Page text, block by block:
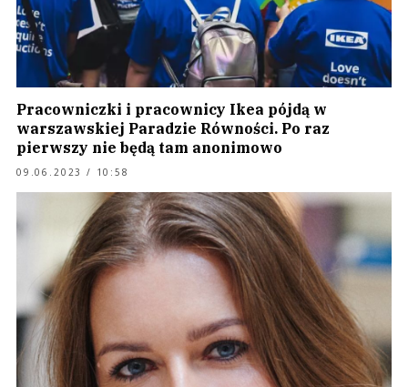
Pracowniczki i pracownicy Ikea pójdą w
warszawskiej Paradzie Równości. Po raz
pierwszy nie będą tam anonimowo
09.06.2023 / 10:58